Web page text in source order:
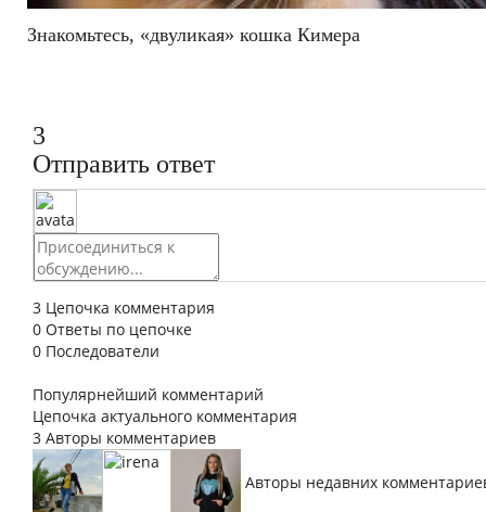
Знакомьтесь, «двуликая» кошка Кимера
3
Отправить ответ
3 Цепочка комментария
0 Ответы по цепочке
0 Последователи
Популярнейший комментарий
Цепочка актуального комментария
3 Авторы комментариев
Авторы недавних